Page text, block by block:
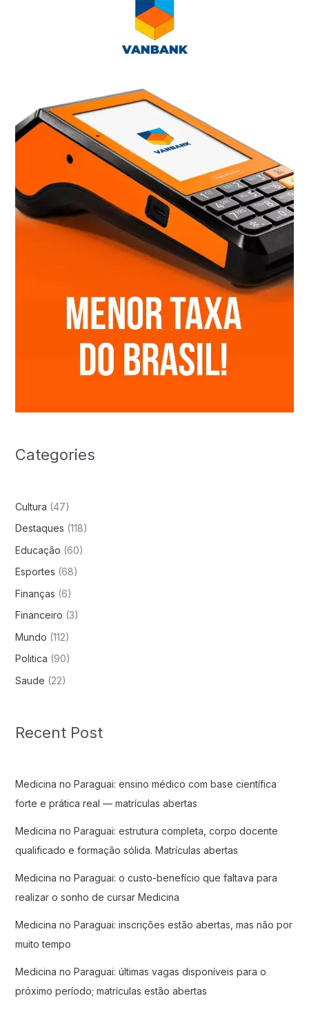
Categories
Cultura (47)
Destaques (118)
Educação (60)
Esportes (68)
Finanças (6)
Financeiro (3)
Mundo (112)
Politica (90)
Saude (22)
Recent Post
Medicina no Paraguai: ensino médico com base científica
forte e prática real — matrículas abertas
Medicina no Paraguai: estrutura completa, corpo docente
qualificado e formação sólida. Matrículas abertas
Medicina no Paraguai: o custo-benefício que faltava para
realizar o sonho de cursar Medicina
Medicina no Paraguai: inscrições estão abertas, mas não por
muito tempo
Medicina no Paraguai: últimas vagas disponíveis para o
próximo período; matrículas estão abertas